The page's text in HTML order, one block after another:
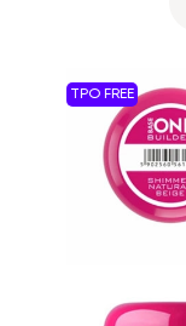
TPO FREE